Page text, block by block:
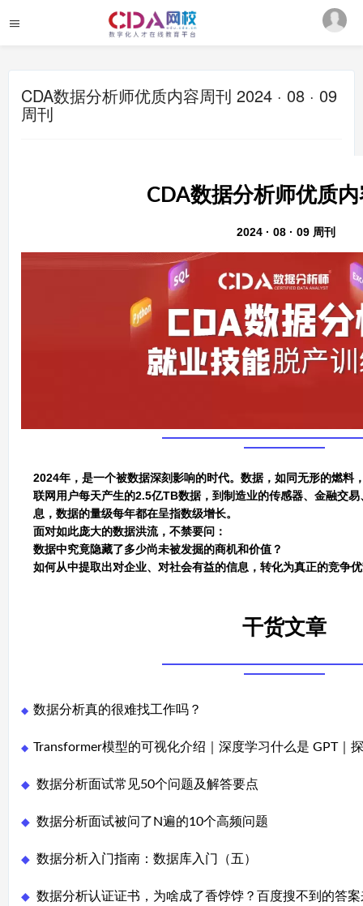
CDA数据分析师优质内容周刊 2024 · 08 · 09
周刊
CDA数据分析师优质
2024 · 08 · 09 周刊
2024年，是一个被数据深刻影响的时代。数据，如同无形的燃料
联网用户每天产生的2.5亿TB数据，到制造业的传感器、金融交
息，数据的量级每年都在呈指数级增长。
面对如此庞大的数据洪流，不禁要问：
数据中究竟隐藏了多少尚未被发掘的商机和价值？
如何从中提取出对企业、对社会有益的信息，转化为真正的竞争
干货文章
◆ 数据分析真的很难找工作吗？
◆ Transformer模型的可视化介绍｜深度学习什么是 GPT｜
◆ 数据分析面试常见50个问题及解答要点
◆ 数据分析面试被问了N遍的10个高频问题
◆ 数据分析入门指南：数据库入门（五）
◆ 数据分析认证证书，为啥成了香饽饽？百度搜不到的答